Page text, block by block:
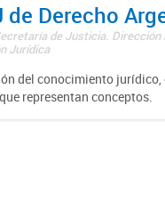
de Derecho
de Justicia. Dirección
Jurídica
del conocimiento jurídico,
representan conceptos.